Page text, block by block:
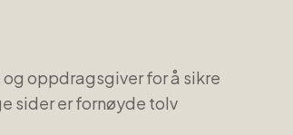
oppdragsgiver for å sikre
sider er fornøyde tolv